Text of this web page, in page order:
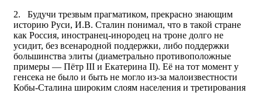
2.
Будучи трезвым прагматиком, прекрасно знающим
историю Руси, И.В. Сталин понимал, что в такой стране
как Россия, иностранец-инородец на троне долго не
усидит, без всенародной поддержки, либо поддержки
большинства элиты (диаметрально противоположные
примеры — Пётр III и Екатерина II). Её на тот момент у
генсека не было и быть не могло из-за малоизвестности
Кобы-Сталина широким слоям населения и третирования